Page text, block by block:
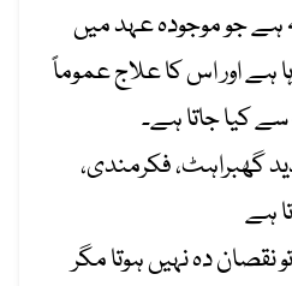
ہے جو موجودہ عہد میں
ہے اور اس کا علاج عموماً
سے کیا جاتا ہے۔
گھبراہٹ، فکرمندی،
ہے
نقصان دہ نہیں ہوتا مگر